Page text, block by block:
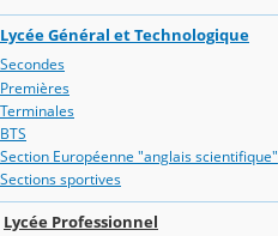
Lycée Général et Technologique
Secondes
Premières
Terminales
BTS
Section Européenne "anglais scientifique"
Sections sportives
Lycée Professionnel